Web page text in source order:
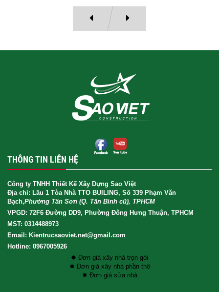
THÔNG TIN LIÊN HỆ
Công ty TNHH Thiết Kế Xây Dựng Sao Việt
Địa chỉ: Lầu 1 Tòa Nhà TTO BUILING, Số 339 Phạm Văn
Bạch,Phường Tân Sơn (Q. Tân Bình cũ), TPHCM
VPGD: 72F6 Đường DD9, Phường Đông Hưng Thuận, TPHCM
MST: 0314488973
Email: Kientrucsaoviet.net@gmail.com
Hotline: 0967005926
✸ Đơn giá xây nhà trọn gói
✸ Đơn giá xây nhà phần thô
✸ Đơn giá sửa nhà